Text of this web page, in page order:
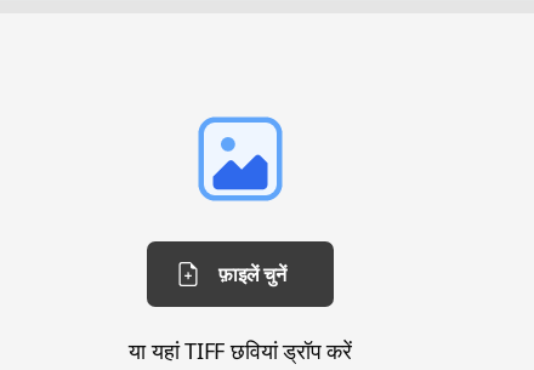
फ़ाइलें चुनें
या यहां TIFF छवियां ड्रॉप करें